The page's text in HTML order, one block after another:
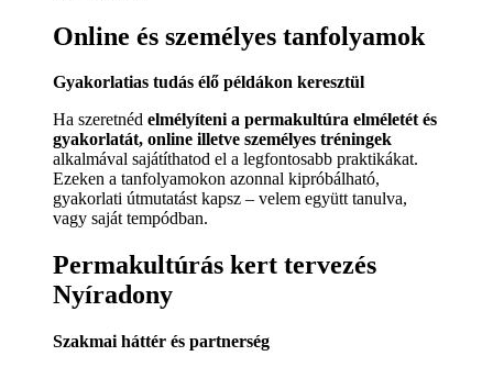
Online és személyes tanfolyamok
Gyakorlatias tudás élő példákon keresztül
Ha szeretnéd elmélyíteni a permakultúra elméletét és
gyakorlatát, online illetve személyes tréningek
alkalmával sajátíthatod el a legfontosabb praktikákat.
Ezeken a tanfolyamokon azonnal kipróbálható,
gyakorlati útmutatást kapsz – velem együtt tanulva,
vagy saját tempódban.
Permakultúrás kert tervezés
Nyíradony
Szakmai háttér és partnerség